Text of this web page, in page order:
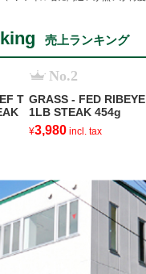
売上ランキング
T
No.2
GRASS - FED RIBEYE
1LB STEAK 454g
¥3,980 incl. tax